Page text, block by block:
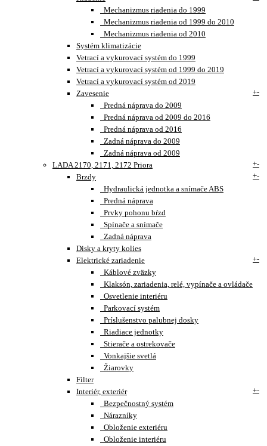
Mechanizmus riadenia do 1999
Mechanizmus riadenia od 1999 do 2010
Mechanizmus riadenia od 2010
Systém klimatizácie
Vetrací a vykurovací systém do 1999
Vetrací a vykurovací systém od 1999 do 2019
Vetrací a vykurovací systém od 2019
Zavesenie
+-
Predná náprava do 2009
Predná náprava od 2009 do 2016
Predná náprava od 2016
Zadná náprava do 2009
Zadná náprava od 2009
LADA 2170, 2171, 2172 Priora
+-
Brzdy
+-
Hydraulická jednotka a snímače ABS
Predná náprava
Prvky pohonu bŕzd
Spínače a snímače
Zadná náprava
Disky a kryty kolies
Elektrické zariadenie
+-
Káblové zväzky
Klaksón, zariadenia, relé, vypínače a ovládače
Osvetlenie interiéru
Parkovací systém
Príslušenstvo palubnej dosky
Riadiace jednotky
Stierače a ostrekovače
Vonkajšie svetlá
Žiarovky
Filter
Interiér, exteriér
+-
Bezpečnostný systém
Nárazníky
Obloženie exteriéru
Obloženie interiéru